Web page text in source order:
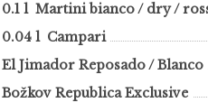
0.1 l Martini bianco / dry /
0.04 l Campari
El Jimador Reposado / Blanco
Božkov Republica Exclusive